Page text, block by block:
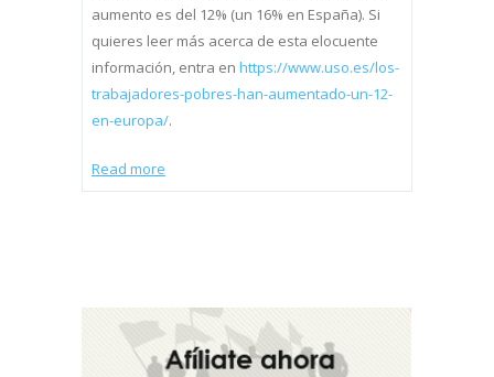
aumento es del 12% (un 16% en España). Si
quieres leer más acerca de esta elocuente
información, entra en https://www.uso.es/los-
trabajadores-pobres-han-aumentado-un-12-
en-europa/.
Read more